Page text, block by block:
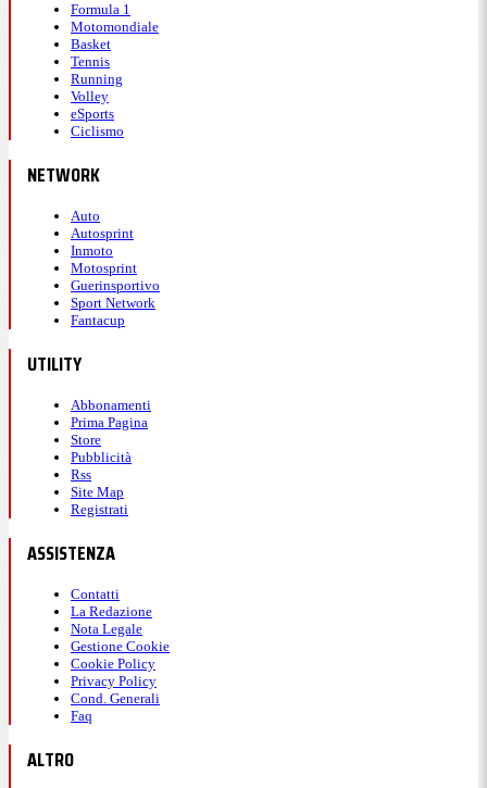
Formula 1
Motomondiale
Basket
Tennis
Running
Volley
eSports
Ciclismo
NETWORK
Auto
Autosprint
Inmoto
Motosprint
Guerinsportivo
Sport Network
Fantacup
UTILITY
Abbonamenti
Prima Pagina
Store
Pubblicità
Rss
Site Map
Registrati
ASSISTENZA
Contatti
La Redazione
Nota Legale
Gestione Cookie
Cookie Policy
Privacy Policy
Cond. Generali
Faq
ALTRO